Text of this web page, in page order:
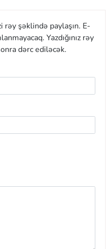
rəy şəklində paylaşın. E-
Yazdığınız rəy
dərc ediləcək.